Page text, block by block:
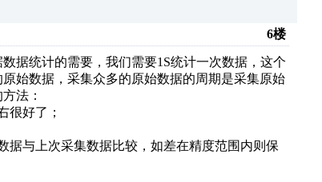
6楼
据统计的需要，我们需要1S统计一次数据，这个
始数据，采集众多的原始数据的周期是采集原始
法：
很好了；
据与上次采集数据比较，如差在精度范围内则保